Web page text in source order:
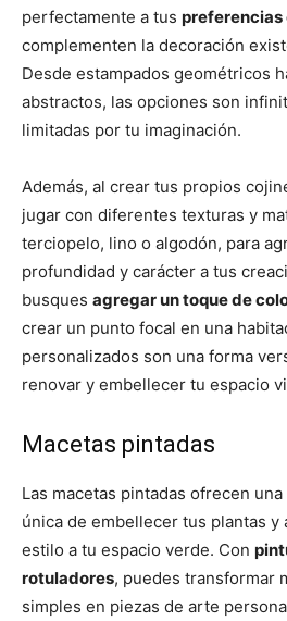
perfectamente a tus
complementen la decoración
Desde estampados geométricos
abstractos, las opciones son
limitadas por tu imaginación.
Además, al crear tus propios
jugar con diferentes texturas y
terciopelo, lino o algodón, para
profundidad y carácter a tus
busques agregar un toque de
crear un punto focal en una
personalizados son una forma
renovar y embellecer tu espacio
Macetas pintadas
Las macetas pintadas ofrecen
única de embellecer tus plantas y
estilo a tu espacio verde. Con
rotuladores, puedes transformar
simples en piezas de arte